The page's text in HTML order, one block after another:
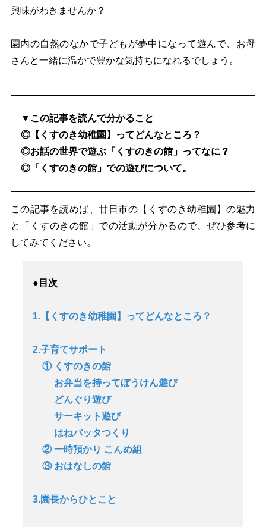
興味がわきませんか？
園内の自然のなかで子どもが夢中になって遊んで、お母
さんと一緒に温かで豊かな気持ちになれるでしょう。
▼この記事を読んで分かること
◎【くすのき幼稚園】ってどんなところ？
◎お話の世界で遊ぶ「くすのきの館」ってなに？
◎「くすのきの館」での遊びについて。
この記事を読めば、廿日市の【くすのき幼稚園】の魅力
と「くすのきの館」での活動が分かるので、ぜひ参考に
してみてください。
●目次
1.【くすのき幼稚園】ってどんなところ？
2.子育てサポート
① くすのきの館
お弁当を持ってぼうけん遊び
どんぐり遊び
サーキット遊び
はねバッタつくり
② 一時預かり こんめ組
③ おはなしの館
3.園長からひとこと